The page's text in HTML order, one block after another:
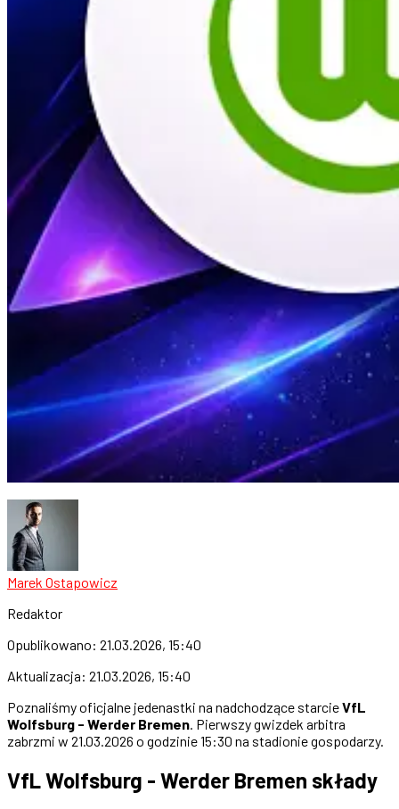
Marek Ostapowicz
Redaktor
Opublikowano: 21.03.2026, 15:40
Aktualizacja: 21.03.2026, 15:40
Poznaliśmy oficjalne jedenastki na nadchodzące starcieVfL
Wolfsburg - Werder Bremen. Pierwszy gwizdek arbitra
zabrzmi w 21.03.2026 o godzinie 15:30 na stadionie gospodarzy.
VfL Wolfsburg - Werder Bremen składy